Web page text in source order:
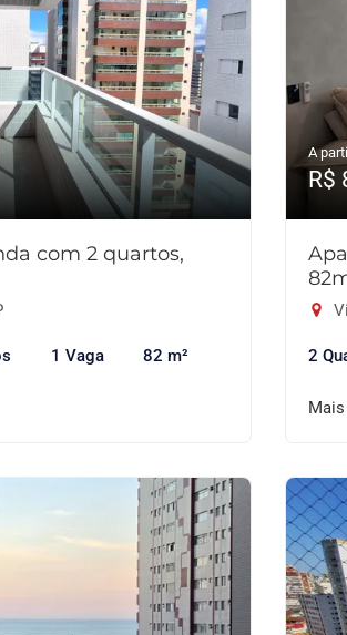
com 2 quartos,
1 Vaga 82 m²
A
R$
2